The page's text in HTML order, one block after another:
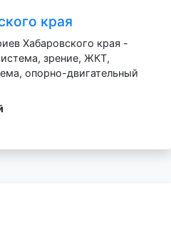
края
Хабаровского края -
зрение, ЖКТ,
опорно-двигательный